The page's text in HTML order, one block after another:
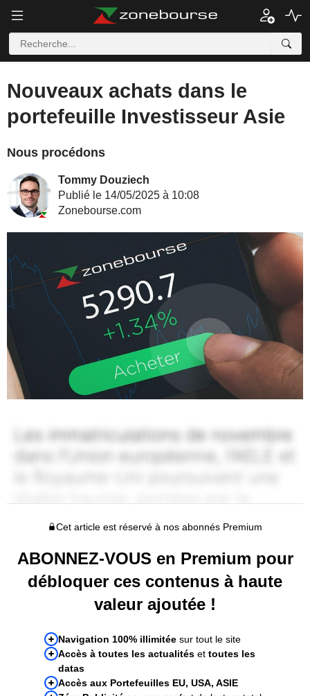
Nouveaux achats dans le
portefeuille Investisseur Asie
Nous procédons
Tommy Douziech
Publié le 14/05/2025 à 10:08
Zonebourse.com
Cet article est réservé à nos abonnés Premium
ABONNEZ-VOUS en Premium pour
débloquer ces contenus à haute
valeur ajoutée !
Navigation 100% illimitée sur tout le site
Accès à toutes les actualités et toutes les
datas
Accès aux Portefeuilles EU, USA, ASIE